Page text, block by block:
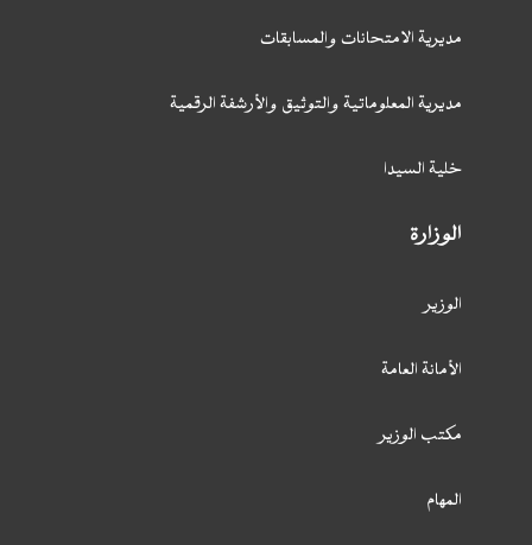
مديرية الامتحانات والمسابقات
مديرية المعلوماتية والتوثيق والأرشفة الرقمية
خلية السيدا
الوزارة
الوزير
الأمانة العامة
مكتب الوزير
المهام